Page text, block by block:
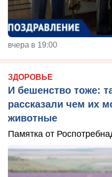
вчера в 19:00
ЗДОРОВЬЕ
И бешенство тоже:
рассказали чем их
животные
Памятка от